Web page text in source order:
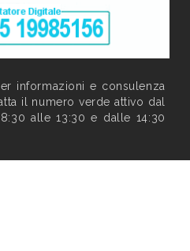
informazioni e consulenza
il numero verde attivo dal
alle 13:30 e dalle 14:30